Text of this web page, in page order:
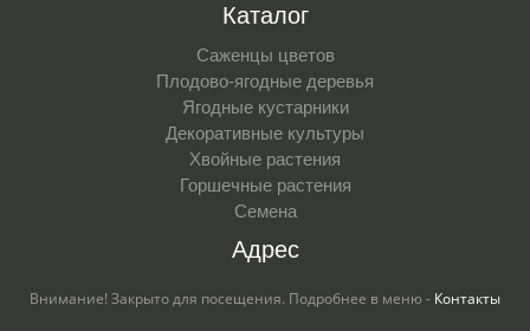
Каталог
Саженцы цветов
Плодово-ягодные деревья
Ягодные кустарники
Декоративные культуры
Хвойные растения
Горшечные растения
Семена
Адрес
Внимание! Закрыто для посещения. Подробнее в меню - Контакты